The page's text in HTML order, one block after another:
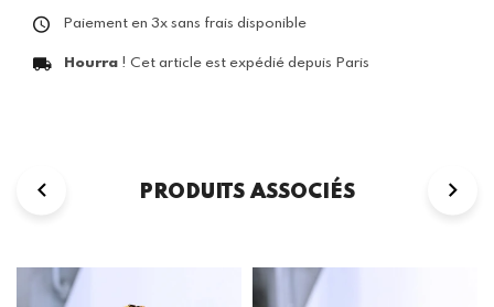
Paiement en 3x sans frais disponible
Hourra ! Cet article est expédié depuis Paris
PRODUITS ASSOCIÉS